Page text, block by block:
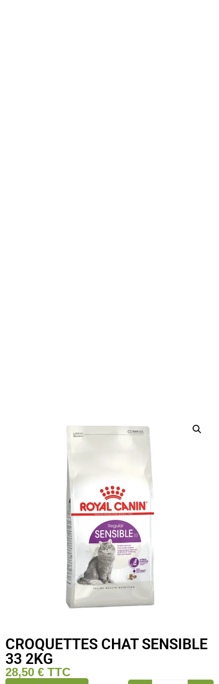
CROQUETTES CHAT SENSIBLE
33 2KG
28,50€ TTC